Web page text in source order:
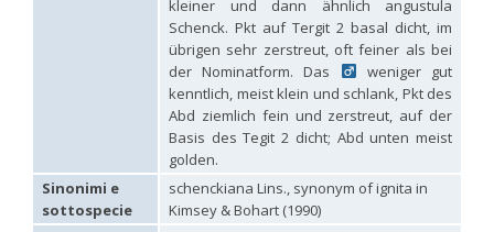
Hedychridium elegantulum peloponnense
Linsenmaier, 1968
Linsenmaier, 1968
[E]
Strumia, 2003
Linsenmaier, 1993
Arens, 2010
Linsenmaier, 1987
Abeille, 1878
Buysson, 1887
Hedychridium homeopathicum
Abeille, 1879
Hedychridium hungaricum
Hedychridium hyalitarsePerraudin, 1978
kleiner und dann ähnlich angustula
Schenck. Pkt auf Tergit 2 basal dicht, im
übrigen sehr zerstreut, oft feiner als bei
der Nominatform. Das
weniger gut
kenntlich, meist klein und schlank, Pkt des
Abd ziemlich fein und zerstreut, auf der
Basis des Tegit 2 dicht; Abd unten meist
golden.
Sinonimi e
sottospecie
schenckiana Lins., synonym of ignita in
Kimsey & Bohart (1990)